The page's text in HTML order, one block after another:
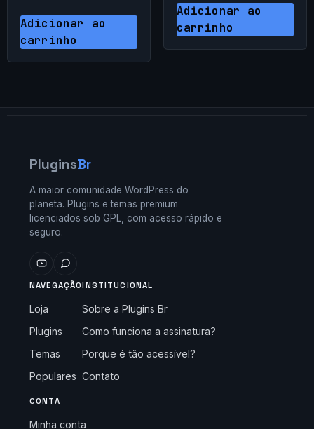
Adicionar ao
carrinho
Adicionar ao
carrinho
PluginsBr
A maior comunidade WordPress do
planeta. Plugins e temas premium
licenciados sob GPL, com acesso rápido e
seguro.
NAVEGAÇÃO
Loja
Plugins
Temas
Populares
INSTITUCIONAL
Sobre a Plugins Br
Como funciona a assinatura?
Porque é tão acessível?
Contato
CONTA
Minha conta